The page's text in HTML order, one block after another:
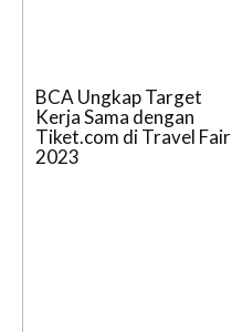
BCA Ungkap Target
Kerja Sama dengan
Tiket.com di Travel Fair
2023